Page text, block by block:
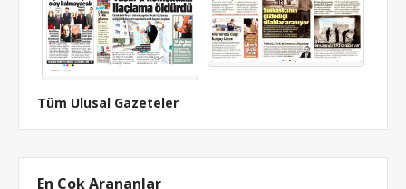
Tüm Ulusal Gazeteler
En Çok Arananlar